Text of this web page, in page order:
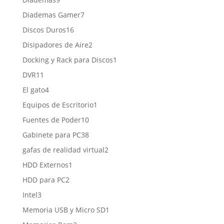
productos
Diademas Gamer77
Discos Duros1616
productos
Disipadores de Aire22
productos
Docking y Rack para Discos1
DVR11
productos
El gato44
productos
Equipos de Escritorio1
Fuentes de Poder1010
productos
Gabinete para PC3838
productos
gafas de realidad virtual22
HDD Externos1
HDD para PC22
Intel33
productos
Memoria USB y Micro SD1